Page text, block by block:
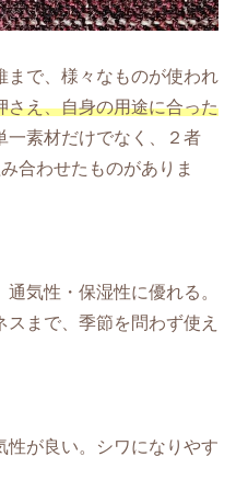
まで、様々なものが使われ
さえ、自身の用途に合った
一素材だけでなく、２者
合わせたものがありま
気性・保湿性に優れる。
まで、季節を問わず使え
が良い。シワになりやす